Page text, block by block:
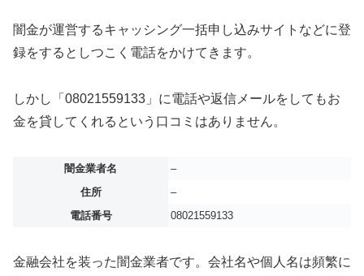
闇金が運営するキャッシング一括申し込みサイトなどに登
録をするとしつこく電話をかけてきます。
しかし「08021559133」に電話や返信メールをしてもお
金を貸してくれるという口コミはありません。
闇金業者名
–
住所
–
電話番号
08021559133
金融会社を装った闇金業者です。会社名や個人名は頻繁に